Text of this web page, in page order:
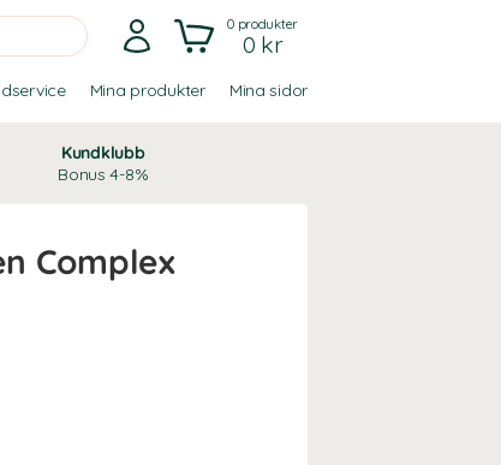
0produkter
0 kr
Mina produkter Mina sidor
Kundklubb
Bonus 4-8%
Complex